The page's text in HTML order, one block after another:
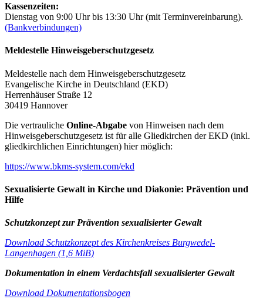
Kassenzeiten:
Dienstag von 9:00 Uhr bis 13:30 Uhr (mit Terminvereinbarung).
(Bankverbindungen)
Meldestelle Hinweisgeberschutzgesetz
Meldestelle nach dem Hinweisgeberschutzgesetz
Evangelische Kirche in Deutschland (EKD)
Herrenhäuser Straße 12
30419 Hannover
Die vertrauliche Online-Abgabe von Hinweisen nach dem
Hinweisgeberschutzgesetz ist für alle Gliedkirchen der EKD (inkl.
gliedkirchlichen Einrichtungen) hier möglich:
https://www.bkms-system.com/ekd
Sexualisierte Gewalt in Kirche und Diakonie: Prävention und
Hilfe
Schutzkonzept zur Prävention sexualisierter Gewalt
Download Schutzkonzept des Kirchenkreises Burgwedel-
Langenhagen (1,6 MiB)
Dokumentation in einem Verdachtsfall sexualisierter Gewalt
Download Dokumentationsbogen